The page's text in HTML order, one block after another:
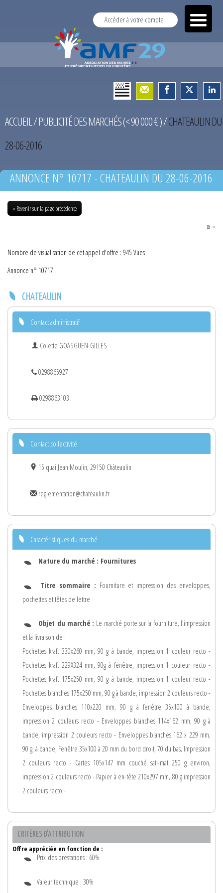
Accéder à votre compte
ACCUEIL/PUBLICITÉ DES MARCHÉS (< 90 000 € )/CHATEAULIN DU
28-06-2016
ANNONCE N° 10717 - CHATEAULIN DU 28-06-2016
« Revenir sur la page précédente
PDF
Nombre de visualisation de cet appel d'offre : 945 Vues
Annonce n° 10717
CHATEAULIN
Contact administratif
Colette GOASGUEN-GILLES
0298865927
0298863103
Contact collectivité
15 quai Jean Moulin, 29150 Châteaulin
reglementation@chateaulin.fr
Caractéristiques du marché
Nature du marché : Fournitures
Titre sommaire : Fourniture et impression des enveloppes,
pochettes et têtes de lettre
Objet du marché : Le marché porte sur la fourniture, l'impression
et la livraison de :
Pochettes kraft 330x260 mm, 90 g à bande, impression 1 couleur recto -
Pochettes kraft 229X324 mm, 90g à fenêtre, impression 1 couleur recto -
Pochettes kraft 175x250 mm, 90 g à bande, impression 1 couleur recto -
Pochettes blanches 175x250 mm, 90 g à bande, impression 2 couleurs recto -
Enveloppes blanches 110x220 mm, 90 g à fenêtre 35x100 à bande,
impression 2 couleurs recto - Enveloppes blanches 114x162 mm, 90 g à
bande, impression 2 couleurs recto - Enveloppes blanches 162 x 229 mm,
90 g, à bande, Fenêtre 35x100 à 20 mm du bord droit, 70 du bas, Impression
2 couleurs recto - Cartes 105x147 mm couché sati-mat 250 g environ,
impression 2 couleurs recto - Papier à en-tête 210x297 mm, 80 g impression
2 couleurs recto -
CRITÈRES D'ATTRIBUTION
Offre appréciée en fonction de :
Prix des prestations : 60%
Valeur technique : 30%